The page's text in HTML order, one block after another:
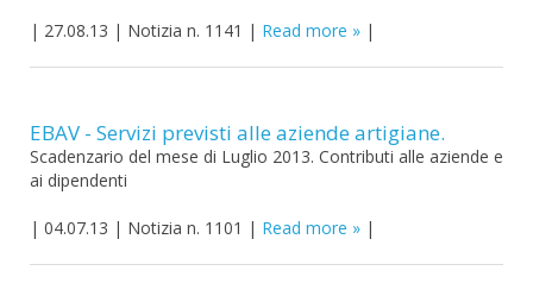
| 27.08.13 | Notizia n. 1141 | Read more |
EBAV - Servizi previsti alle aziende artigiane.
Scadenzario del mese di Luglio 2013. Contributi alle aziende e
ai dipendenti
| 04.07.13 | Notizia n. 1101 | Read more |